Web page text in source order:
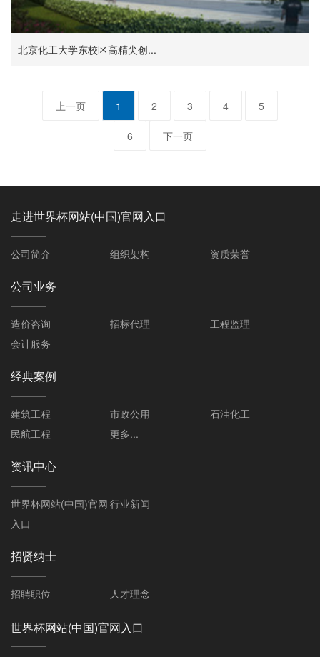
北京化工大学东校区高精尖创...
上一页 1 2 3 4 5
6 下一页
走进世界杯网站(中国)官网入口
公司简介 组织架构 资质荣誉
公司业务
造价咨询 招标代理
工程监理
会计服务
经典案例
建筑工程 市政公用
石油化工
民航工程
更多...
资讯中心
世界杯网站(中国)官网
入口
行业新闻
招贤纳士
招聘职位 人才理念
世界杯网站(中国)官网入口